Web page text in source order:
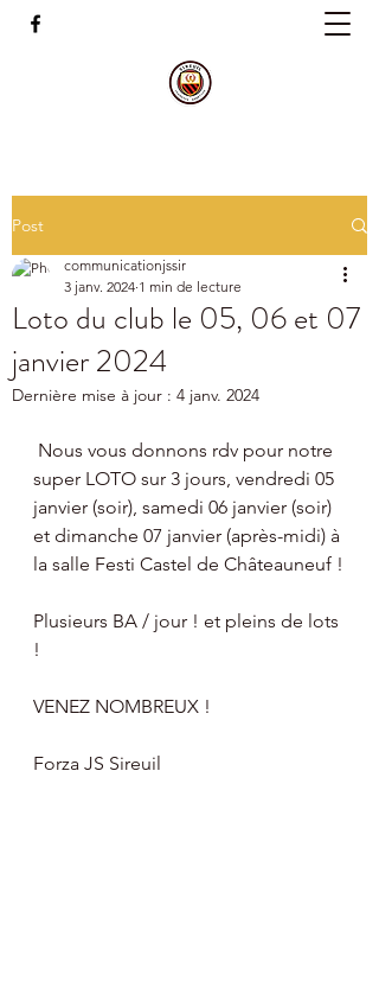
Post
Loto du club le 05, 06 et 07
janvier 2024
communicationjssir
3 janv. 2024 1 min de lecture
Dernière mise à jour : 4 janv. 2024
Nous vous donnons rdv pour notre
super LOTO sur 3 jours, vendredi 05
janvier (soir), samedi 06 janvier (soir)
et dimanche 07 janvier (après-midi) à
la salle Festi Castel de Châteauneuf !
Plusieurs BA / jour ! et pleins de lots
!
VENEZ NOMBREUX !
Forza JS Sireuil